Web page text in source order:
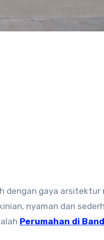
nyaman dan
Perumahan di